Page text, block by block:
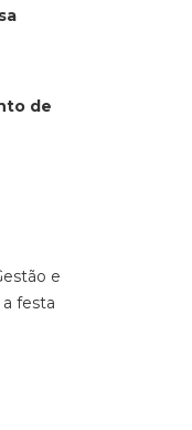
de
e
festa